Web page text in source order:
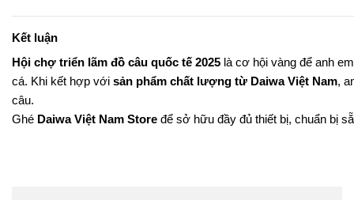
Kết luận
Hội chợ triển lãm đồ câu quốc tế 2025 là cơ hội vàng để anh
cá. Khi kết hợp với sản phẩm chất lượng từ Daiwa Việt Nam,
câu.
Ghé Daiwa Việt Nam Store để sở hữu đầy đủ thiết bị, chuẩn bị